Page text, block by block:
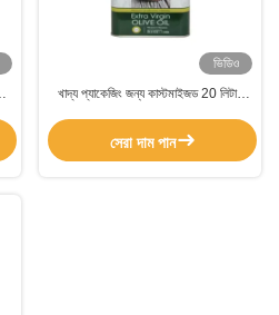
ভিডিও
খাদ্য প্যাকেজিং জন্য কাস্টমাইজড 20 লিটার
সেরা দাম পান